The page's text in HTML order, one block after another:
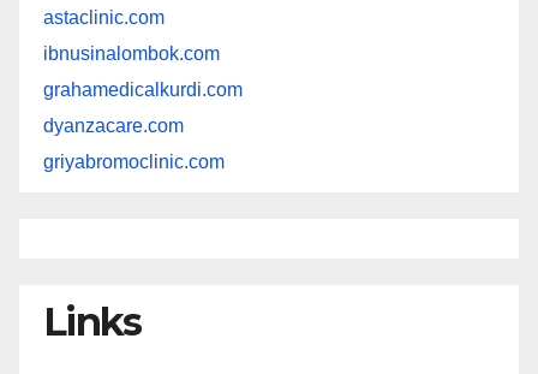
astaclinic.com
ibnusinalombok.com
grahamedicalkurdi.com
dyanzacare.com
griyabromoclinic.com
Links